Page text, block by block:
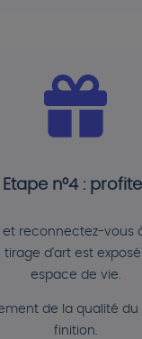
Etape n°4 :
et reconnectez-vous
d'art est
espace de vie.
de la qualité
finition.